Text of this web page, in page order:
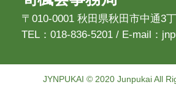
〒010-0001 秋田県秋田市中通3
TEL：018-836-5201 / E-mail：
JYNPUKAI © 2020 Junpukai All